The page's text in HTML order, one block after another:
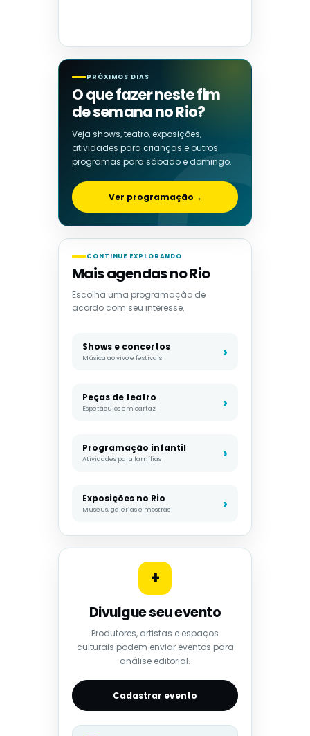
PRÓXIMOS DIAS
O que fazer neste fim
de semana no Rio?
Veja shows, teatro, exposições,
atividades para crianças e outros
programas para sábado e domingo.
Ver programação→
CONTINUE EXPLORANDO
Mais agendas no Rio
Escolha uma programação de
acordo com seu interesse.
Shows e concertos
Música ao vivo e festivais
Peças de teatro
Espetáculos em cartaz
Programação infantil
Atividades para famílias
Exposições no Rio
Museus, galerias e mostras
+
Divulgue seu evento
Produtores, artistas e espaços
culturais podem enviar eventos para
análise editorial.
Cadastrar evento